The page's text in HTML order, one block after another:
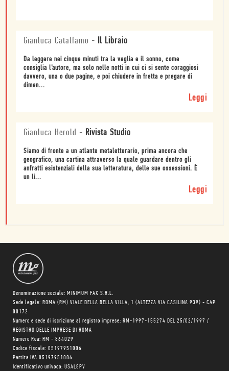
Gianluca Catalfamo - Il Libraio
Da leggere nei cinque minuti tra la veglia e il sonno, come
consiglia l’autore, ma solo nelle notti in cui ci si sente coraggiosi
davvero, una o due pagine, e poi chiudere in fretta e pregare di
dimen...
Leggi
Gianluca Herold - Rivista Studio
Siamo di fronte a un atlante metaletterario, prima ancora che
geografico, una cartina attraverso la quale guardare dentro gli
anfratti esistenziali della sua letteratura, delle sue ossessioni. È
un li...
Leggi
Denominazione sociale: MINIMUM FAX S.R.L.
Sede legale: ROMA (RM) VIALE DELLA BELLA VILLA, 1 (ALTEZZA VIA CASILINA 939) - CAP
00172
Numero e sede di iscrizione al registro imprese: RM-1997-155274 DEL 25/02/1997 /
REGISTRO DELLE IMPRESE DI ROMA
Numero Rea: RM - 864029
Codice fiscale: 05197951006
Partita IVA 05197951006
Identificativo univoco: USAL8PV